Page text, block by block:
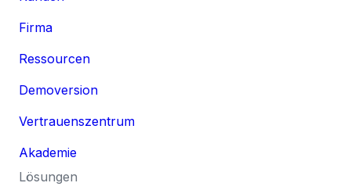
Firma
Ressourcen
Demoversion
Vertrauenszentrum
Akademie
Lösungen